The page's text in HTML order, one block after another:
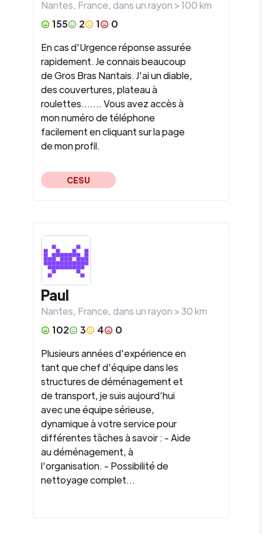
Nantes, France, dans un rayon >100km
155
2 1
0
En cas d'Urgence réponse assurée
rapidement. Je connais beaucoup
de Gros Bras Nantais. J'ai un diable,
des couvertures, plateau à
roulettes....... Vous avez accès à
mon numéro de téléphone
facilement en cliquant sur la page
de mon profil.
CESU
Paul
Nantes, France, dans un rayon >30km
102
3 4
0
Plusieurs années d'expérience en
tant que chef d'équipe dans les
structures de déménagement et
de transport, je suis aujourd’hui
avec une équipe sérieuse,
dynamique à votre service pour
différentes tâches à savoir : - Aide
au déménagement, à
l'organisation. - Possibilité de
nettoyage complet...